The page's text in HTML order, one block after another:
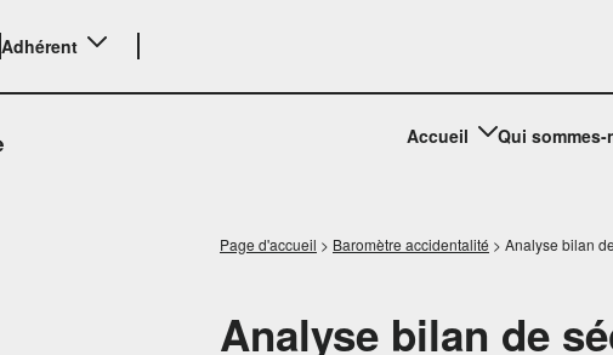
Adhérent
Accueil Qui
Page d'accueil > Baromètre accidentalité > Analyse bilan
Analyse bilan de